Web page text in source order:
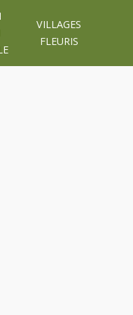
VILLAGES
FLEURIS